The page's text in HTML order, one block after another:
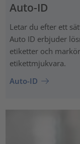
Auto-ID
Letar du efter ett
Auto ID erbjuder
etiketter och
etikettmjukvara.
Auto-ID